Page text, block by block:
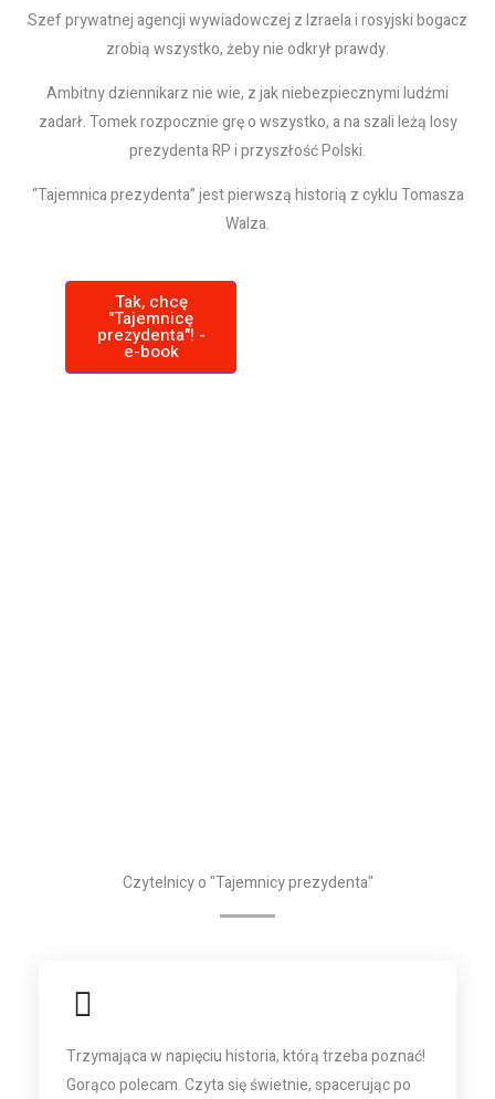
Szef prywatnej agencji wywiadowczej z Izraela i rosyjski bogacz
zrobią wszystko, żeby nie odkrył prawdy.
Ambitny dziennikarz nie wie, z jak niebezpiecznymi ludźmi
zadarł. Tomek rozpocznie grę o wszystko, a na szali leżą losy
prezydenta RP i przyszłość Polski.
“Tajemnica prezydenta” jest pierwszą historią z cyklu Tomasza
Walza.
Tak, chcę
"Tajemnicę
prezydenta"! -
e-book
Czytelnicy o "Tajemnicy prezydenta"
Trzymająca w napięciu historia, którą trzeba poznać!
Gorąco polecam. Czyta się świetnie, spacerując po